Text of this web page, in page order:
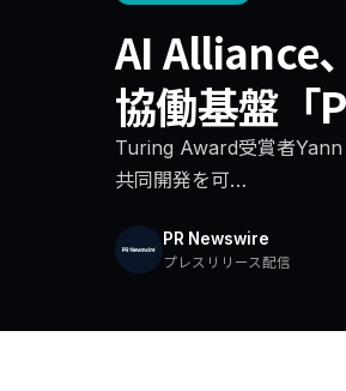
AI Alliance
協働基盤「
Turing Award受賞者Yann
共同開発を可…
PR Newswire
プレスリリース配信